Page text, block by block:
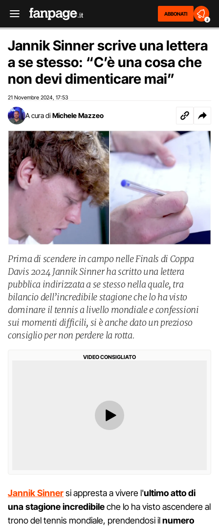
ABBONATI
2
Jannik Sinner scrive una lettera
a se stesso: “C’è una cosa che
non devi dimenticare mai”
21 Novembre 2024 17:53
A cura di Michele Mazzeo
Prima di scendere in campo nelle Finals di Coppa
Davis 2024 Jannik Sinner ha scritto una lettera
pubblica indirizzata a se stesso nella quale, tra
bilancio dell’incredibile stagione che lo ha visto
dominare il tennis a livello mondiale e confessioni
sui momenti difficili, si è anche dato un prezioso
consiglio per non perdere la rotta.
VIDEO CONSIGLIATO
Jannik Sinnersi appresta a vivere l'ultimo atto di
una stagione incredibileche lo ha visto ascendere al
trono del tennis mondiale, prendendosi ilnumero